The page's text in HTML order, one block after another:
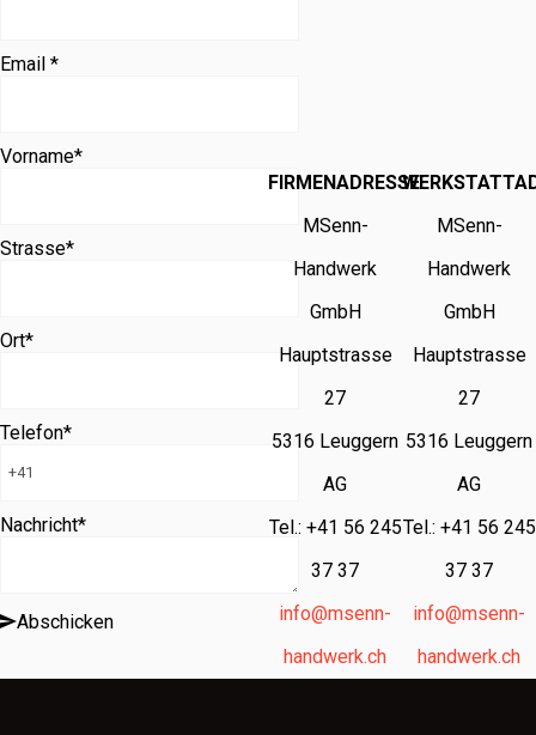
Email *
Vorname*
Strasse*
Ort*
Telefon*
Nachricht*
Abschicken
FIRMENADRESSE
MSenn-
Handwerk
GmbH
Hauptstrasse
27
5316 Leuggern
AG
Tel.: +41 56 245
37 37
info@msenn-
handwerk.ch
MSenn-
Handwerk
GmbH
Hauptstrasse
27
5316 Leuggern
AG
Tel.: +41 56 245
37 37
info@msenn-
handwerk.ch